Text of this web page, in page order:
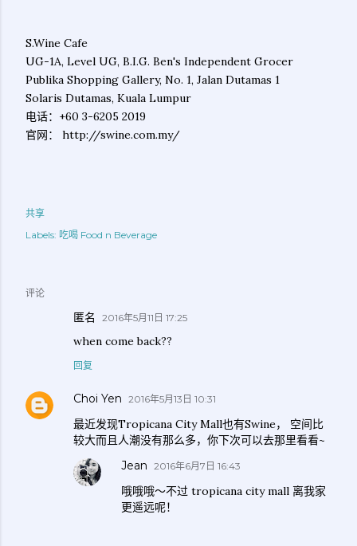
S.Wine Cafe
UG-1A, Level UG, B.I.G. Ben's Independent Grocer
Publika Shopping Gallery, No. 1, Jalan Dutamas 1
Solaris Dutamas, Kuala Lumpur
电话：+60 3-6205 2019
官网： http://swine.com.my/
共享
Labels: 吃喝 Food n Beverage
评论
匿名 2016年5月11日 17:25
when come back??
回复
Choi Yen 2016年5月13日 10:31
最近发现Tropicana City Mall也有Swine， 空间比
较大而且人潮没有那么多，你下次可以去那里看看~
Jean 2016年6月7日 16:43
哦哦哦～不过 tropicana city mall 离我家
更遥远呢！